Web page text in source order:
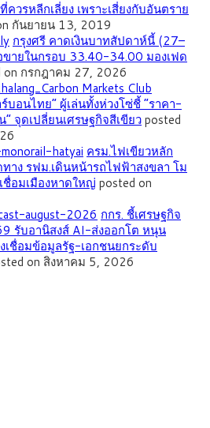
ควรหลีกเลี่ยง เพราะเสี่ยงกับอันตราย
กันยายน 13, 2019
กรุงศรี คาดเงินบาทสัปดาห์นี้ (27–
ายในกรอบ 33.40-34.00 มองเฟด
on กรกฎาคม 27, 2026
บอนไทย” ผู้เล่นทั้งห่วงโซ่ชี้ “ราคา-
จุดเปลี่ยนเศรษฐกิจสีเขียวposted
ครม.ไฟเขียวหลัก
ทาง รฟม.เดินหน้ารถไฟฟ้าสงขลา โม
ชื่อมเมืองหาดใหญ่ posted on
กกร. ชี้เศรษฐกิจ
รับอานิสงส์ AI-ส่งออกโต หนุน
เชื่อมข้อมูลรัฐ-เอกชนยกระดับ
on สิงหาคม 5, 2026